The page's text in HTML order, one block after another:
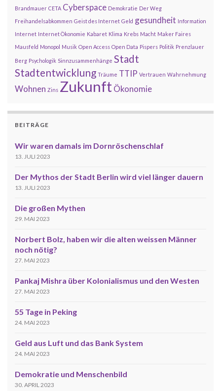
Brandmauer CETA Cyberspace Demokratie Der Weg
Freihandelsabkommen Geist des Internet Geld gesundheit Information
Internet Internet Ökonomie Kabaret Klima Krebs Macht Maker Faires
Mausfeld Monopol Musik Open Access Open Data Pispers Politik Prenzlauer
Berg Psychologik Sinnzusammenhänge Stadt
Stadtentwicklung Träume TTIP Vertrauen Wahrnehmung
Wohnen Zins Zukunft Ökonomie
BEITRÄGE
Wir waren damals im Dornröschenschlaf
13. JULI 2023
Der Mythos der Stadt Berlin wird viel länger dauern
13. JULI 2023
Die großen Mythen
29. MAI 2023
Norbert Bolz, haben wir die alten weissen Männer
noch nötig?
27. MAI 2023
Pankaj Mishra über Kolonialismus und den Westen
27. MAI 2023
55 Tage in Peking
24. MAI 2023
Geld aus Luft und das Bank System
24. MAI 2023
Demokratie und Menschenbild
30. APRIL 2023